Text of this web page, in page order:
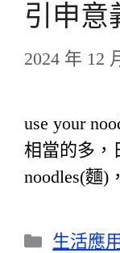
引申意
2024 年 12
use your
相當的多，
noodles(麵
分
生活應